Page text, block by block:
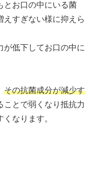
とお口の中にいる菌
えすぎない様に抑えら
が低下してお口の中に
その抗菌成分が減少す
ことで弱くなり抵抗力
なります。